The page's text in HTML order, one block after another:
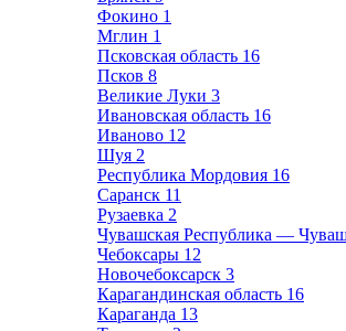
Фокино 1
Мглин 1
Псковская область 16
Псков 8
Великие Луки 3
Ивановская область 16
Иваново 12
Шуя 2
Республика Мордовия 16
Саранск 11
Рузаевка 2
Чувашская Республика —
Чебоксары 12
Новочебоксарск 3
Карагандинская область 16
Караганда 13